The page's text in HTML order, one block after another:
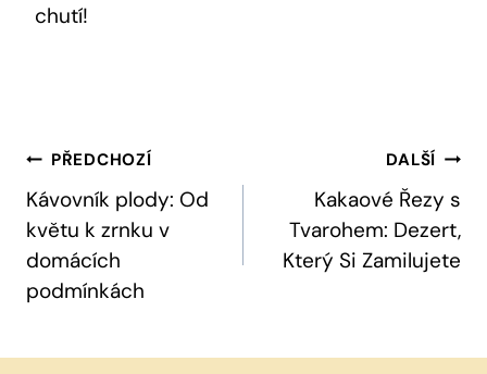
chutí!
Navigace
Pro
Příspěvek
PŘEDCHOZÍ
Kávovník plody: Od
květu k zrnku v
domácích
podmínkách
DALŠÍ
Kakaové Řezy s
Tvarohem: Dezert,
Který Si Zamilujete